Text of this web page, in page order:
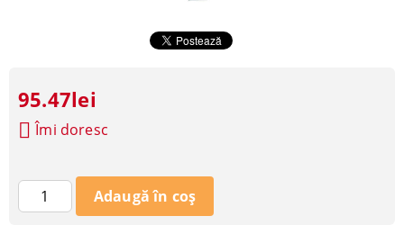
95.47lei
Îmi doresc